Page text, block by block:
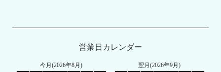
営業日カレンダー
今月(2026年8月)
翌月(2026年9月)